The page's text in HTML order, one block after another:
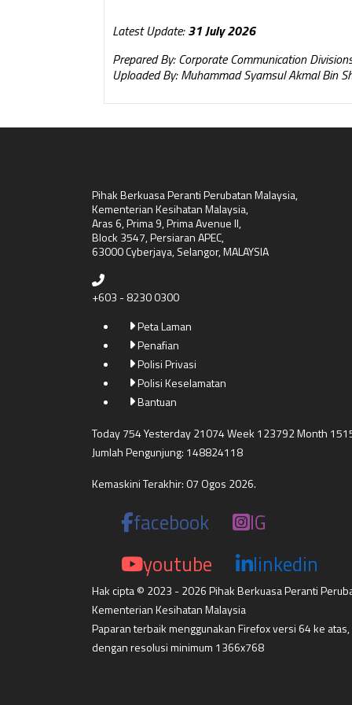
Latest Update:31 July 2026
Prepared By: Corporate Communication
Uploaded By: Muhammad Syamsul Akmal Bin
Pihak Berkuasa Peranti Perubatan Malaysia,
Kementerian Kesihatan Malaysia,
Aras 6, Prima 9, Prima Avenue II,
Block 3547, Persiaran APEC,
63000 Cyberjaya, Selangor, MALAYSIA
+603 - 8230 0300
Peta Laman
Penafian
Polisi Privasi
Polisi Keselamatan
Bantuan
Today 754 Yesterday 21074 Week 123792 Month
Jumlah Pengunjung: 148824118
Kemaskini Terakhir: 07 Ogos 2026.
facebook
IG
youtube
linkedin
Hak cipta © 2023 - 2026 Pihak Berkuasa Peranti
Kementerian Kesihatan Malaysia
Paparan terbaik menggunakan Firefox versi 64 ke atas,
dengan resolusi minimum 1366x768